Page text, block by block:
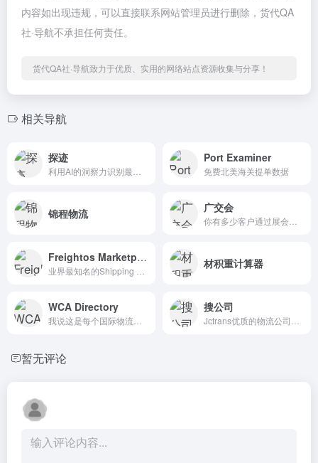
内容如出现违规，可以直接联系网站管理员进行删除，货代QA
社·导航不承担任何责任。
货代QA社·导航致力于优质、实用的网络站点资源收集与分享！
相关导航
探迹 Port Examiner
免费北美海关提单数据
锦程物流 广交会
Freightos Marketplace 材积重计算器
WCA Directory 搜公司
暂无评论